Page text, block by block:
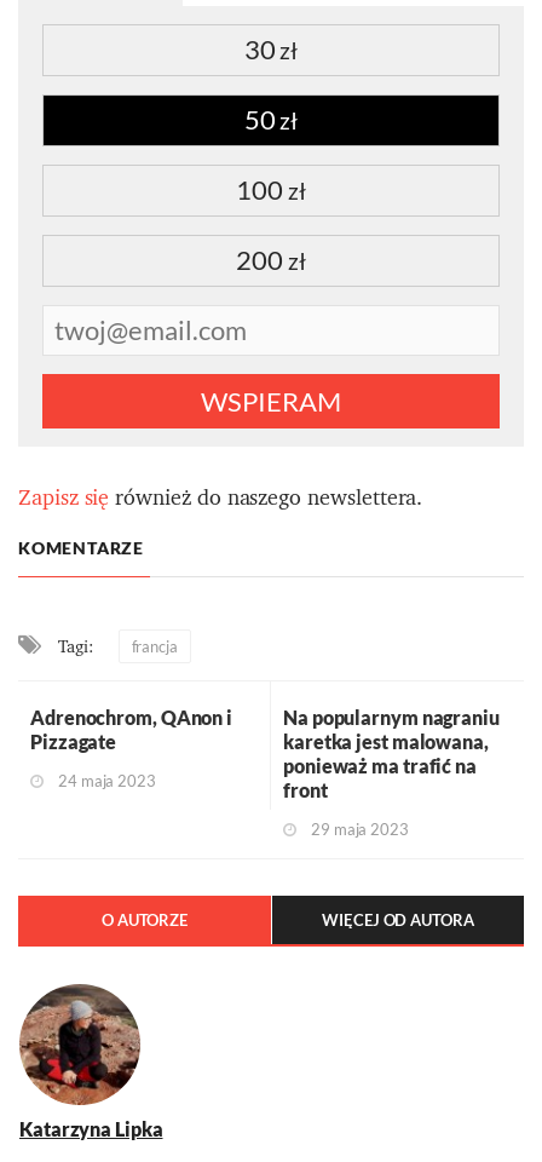
30 zł
50 zł
100 zł
200 zł
WSPIERAM
Zapisz sięrównież do naszego newslettera.
KOMENTARZE
Tagi: francja
Adrenochrom, QAnon i
Pizzagate
24 maja 2023
Na popularnym nagraniu
karetka jest malowana,
ponieważ ma trafić na
front
29 maja 2023
O AUTORZE WIĘCEJ OD AUTORA
Katarzyna Lipka